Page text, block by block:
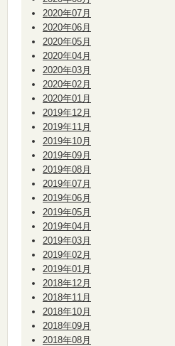
2020年07月
2020年06月
2020年05月
2020年04月
2020年03月
2020年02月
2020年01月
2019年12月
2019年11月
2019年10月
2019年09月
2019年08月
2019年07月
2019年06月
2019年05月
2019年04月
2019年03月
2019年02月
2019年01月
2018年12月
2018年11月
2018年10月
2018年09月
2018年08月